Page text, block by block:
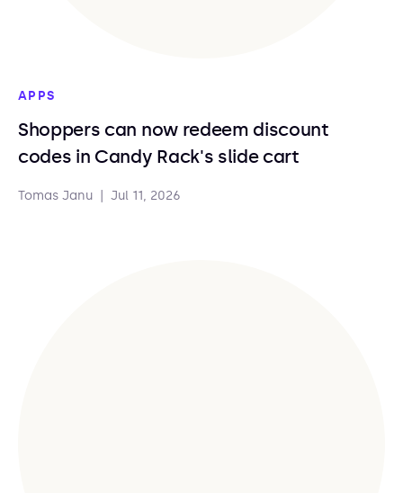
APPS
Shoppers can now redeem discount
codes in Candy Rack's slide cart
Tomas Janu Jul 11, 2026